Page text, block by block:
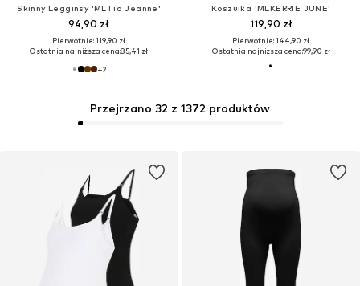
Skinny Legginsy 'MLTia Jeanne'
94,90 zł
Pierwotnie: 119,90 zł
Ostatnia najniższa cena:85,41 zł
+2
Koszulka 'MLKERRIE JUNE'
119,90 zł
Pierwotnie: 144,90 zł
Ostatnia najniższa cena:99,90 zł
Przejrzano 32 z 1372 produktów